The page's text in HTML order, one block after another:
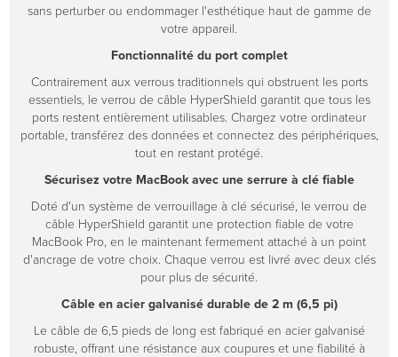
sans perturber ou endommager l'esthétique haut de gamme de
votre appareil.
Fonctionnalité du port complet
Contrairement aux verrous traditionnels qui obstruent les ports
essentiels, le verrou de câble HyperShield garantit que tous les
ports restent entièrement utilisables. Chargez votre ordinateur
portable, transférez des données et connectez des périphériques,
tout en restant protégé.
Sécurisez votre MacBook avec une serrure à clé fiable
Doté d'un système de verrouillage à clé sécurisé, le verrou de
câble HyperShield garantit une protection fiable de votre
MacBook Pro, en le maintenant fermement attaché à un point
d'ancrage de votre choix. Chaque verrou est livré avec deux clés
pour plus de sécurité.
Câble en acier galvanisé durable de 2 m (6,5 pi)
Le câble de 6,5 pieds de long est fabriqué en acier galvanisé
robuste, offrant une résistance aux coupures et une fiabilité à